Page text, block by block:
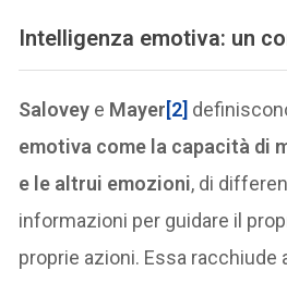
Intelligenza emotiva: un
Salovey e Mayer[2]
emotiva come la capacità di
e le altrui emozioni, di
informazioni per guidare il
proprie azioni. Essa racchiude